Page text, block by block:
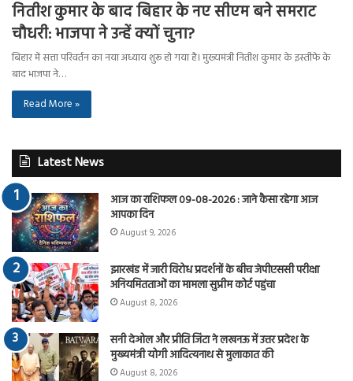
नितीश कुमार के बाद बिहार के नए सीएम बने समराट
चौधरी: भाजपा ने उन्हें क्यों चुना?
बिहार में सत्ता परिवर्तन का नया अध्याय शुरू हो गया है। मुख्यमंत्री नितीश कुमार के इस्तीफे के
बाद भाजपा ने…
Read More »
Latest News
आज का राशिफल 09-08-2026 : जाने कैसा रहेगा आज
आपका दिन
August 9, 2026
झारखंड में जारी विरोध प्रदर्शनों के बीच जेपीएससी परीक्षा
अनियमितताओं का मामला सुप्रीम कोर्ट पहुंचा
August 8, 2026
सनी देओल और प्रीति जिंटा ने लखनऊ में उत्तर प्रदेश के
मुख्यमंत्री योगी आदित्यनाथ से मुलाकात की
August 8, 2026